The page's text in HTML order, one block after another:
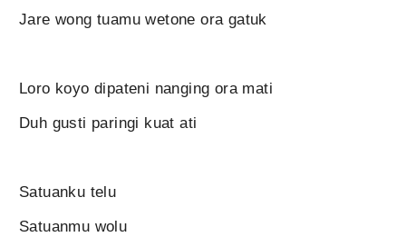
Jare wong tuamu wetone ora gatuk
Loro koyo dipateni nanging ora mati
Duh gusti paringi kuat ati
Satuanku telu
Satuanmu wolu